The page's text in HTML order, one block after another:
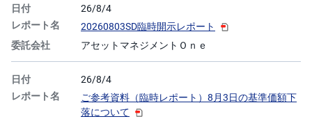
ョ
ン
先
物
オ
プ
シ
26/8/4
20260803SD臨時開示レポート
アセットマネジメントＯｎｅ
26/8/4
ご参考資料（臨時レポート）8月3日の基準価額下
落について